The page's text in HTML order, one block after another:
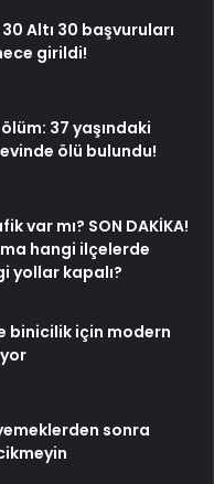
Altı 30 başvuruları
girildi!
37 yaşındaki
evinde ölü bulundu!
var mı? SON DAKİKA!
hangi ilçelerde
yollar kapalı?
binicilik için modern
sonra